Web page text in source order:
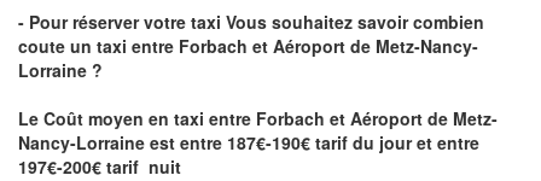
- Pour réserver votre taxi Vous souhaitez savoircombien
coute un taxi entre Forbach et Aéroport de Metz-Nancy-
Lorraine ?
Le Coût moyen en taxi entre Forbach et Aéroport de Metz-
Nancy-Lorraine est entre 187€-190€ tarif du jour et entre
197€-200€ tarif nuit